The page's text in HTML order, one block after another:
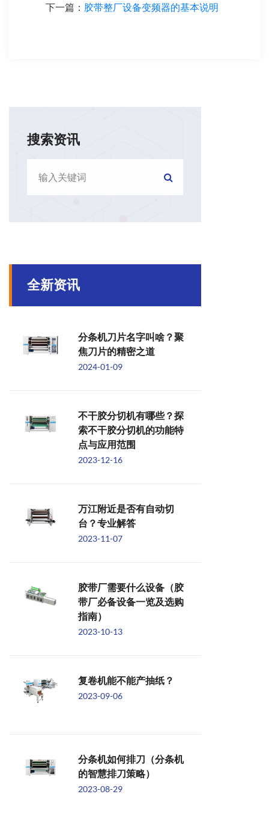
下一篇： 胶带整厂设备变频器的基本说明
搜索资讯
全新资讯
分条机刀片名字叫啥？聚
焦刀片的精密之道
2024-01-09
不干胶分切机有哪些？探
索不干胶分切机的功能特
点与应用范围
2023-12-16
万江附近是否有自动切
台？专业解答
2023-11-07
胶带厂需要什么设备（胶
带厂必备设备一览及选购
指南）
2023-10-13
复卷机能不能产抽纸？
2023-09-06
分条机如何排刀（分条机
的智慧排刀策略）
2023-08-29